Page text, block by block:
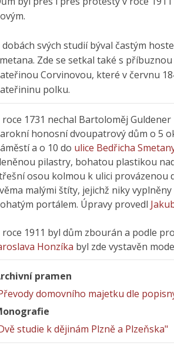
dobách svých studií býval častým
Zde se setkal také s
Corvinovou, které v červnu
polku.
roce 1731 nechal Bartoloměj
honosní dvoupatrový dům o 5
a o 10 do ulice Bedřicha
pilastry, bohatou plastikou
osou kolmou k ulici provázenou
malými štíty, jejichž niky
portálem. Úpravy provedl
roce 1911 byl dům zbourán a podle
Honzíka byl zde vystavěn
pramen
domovního majetku dle
studie k dějinám Plzně a Plzeňska"